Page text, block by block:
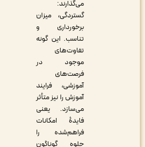
می‌گذارند:
گستردگی، میزان
برخورداری و
تناسب. این گونه
تفاوت‌های
موجود در
فرصت‌های
آموزشی، فرایند
آموزش را نیز متأثر
می‌سازد. یعنی
فایدۀ امکانات
فراهم‌شده را
جلوه گوناگون